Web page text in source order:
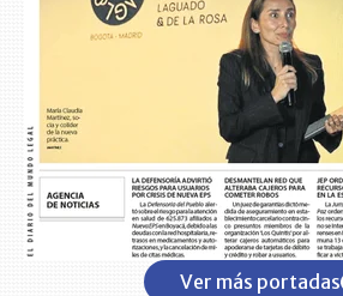
Ver más portadas